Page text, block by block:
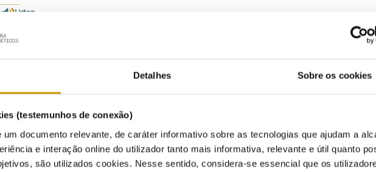
Detalhes Sobre os cookies
(testemunhos de conexão)
documento relevante, de caráter informativo sobre as tecnologias que ajudam a
e interação online do utilizador tanto mais informativa, relevante e útil quanto
são utilizados cookies. Nesse sentido, considera-se essencial que os
Listen
07/2020
A RELOP - Associação de Reguladores de Energia dos Países de Língua Oficial Portuguesa
Técnicos de Regulação 2020”, destinado a distinguir artigos científicos da autoria de
membros da RELOP.
concurso, que na sua primeira edição tem como tema “A Democratização do Acesso à
internacional, representando três continentes, e para o qual cada um dos membros da